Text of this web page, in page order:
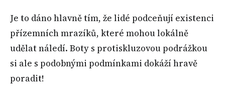
Je to dáno hlavně tím, že lidé podceňují existenci
přízemních mrazíků, které mohou lokálně
udělat náledí. Boty s protiskluzovou podrážkou
si ale s podobnými podmínkami dokáží hravě
poradit!